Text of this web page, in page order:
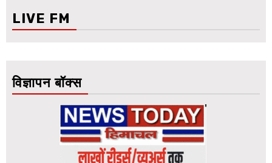
LIVE FM
विज्ञापन बॉक्स